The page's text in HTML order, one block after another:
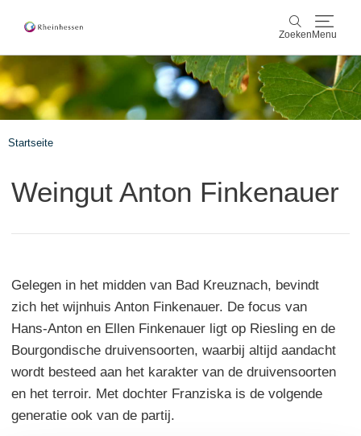
Zoeken Menu
Zoeken
wijn & gastronomie
Rheinhessen-Blog kaart
Startseite
Weingut Anton Finkenauer
Gelegen in het midden van Bad Kreuznach, bevindt
zich het wijnhuis Anton Finkenauer. De focus van
Hans-Anton en Ellen Finkenauer ligt op Riesling en de
Bourgondische druivensoorten, waarbij altijd aandacht
wordt besteed aan het karakter van de druivensoorten
en het terroir. Met dochter Franziska is de volgende
generatie ook van de partij.